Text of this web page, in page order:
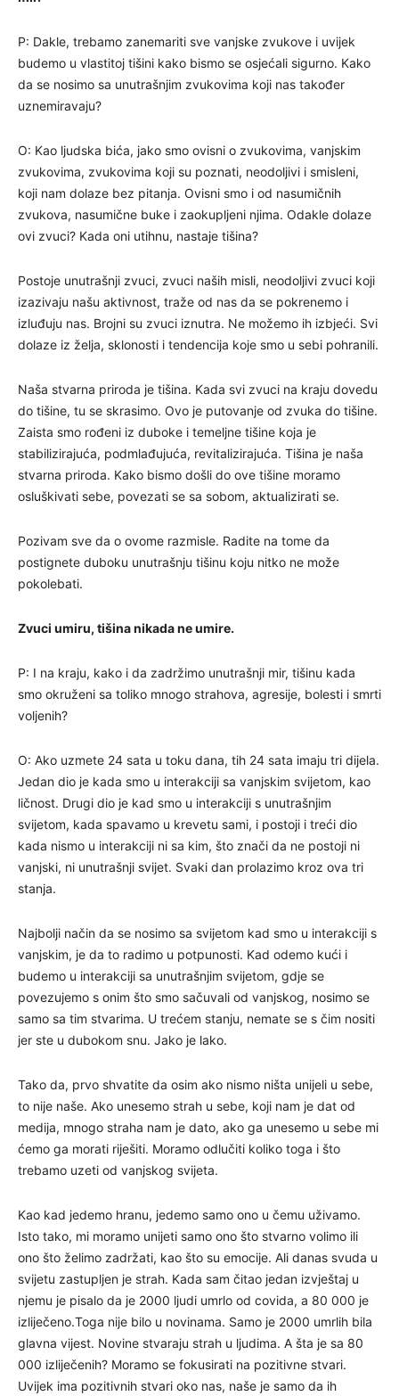
P: Dakle, trebamo zanemariti sve vanjske zvukove i uvijek
budemo u vlastitoj tišini kako bismo se osjećali sigurno. Kako
da se nosimo sa unutrašnjim zvukovima koji nas također
uznemiravaju?
O: Kao ljudska bića, jako smo ovisni o zvukovima, vanjskim
zvukovima, zvukovima koji su poznati, neodoljivi i smisleni,
koji nam dolaze bez pitanja. Ovisni smo i od nasumičnih
zvukova, nasumične buke i zaokupljeni njima. Odakle dolaze
ovi zvuci? Kada oni utihnu, nastaje tišina?
Postoje unutrašnji zvuci, zvuci naših misli, neodoljivi zvuci koji
izazivaju našu aktivnost, traže od nas da se pokrenemo i
izluđuju nas. Brojni su zvuci iznutra. Ne možemo ih izbjeći. Svi
dolaze iz želja, sklonosti i tendencija koje smo u sebi pohranili.
Naša stvarna priroda je tišina. Kada svi zvuci na kraju dovedu
do tišine, tu se skrasimo. Ovo je putovanje od zvuka do tišine.
Zaista smo rođeni iz duboke i temeljne tišine koja je
stabilizirajuća, podmlađujuća, revitalizirajuća. Tišina je naša
stvarna priroda. Kako bismo došli do ove tišine moramo
osluškivati sebe, povezati se sa sobom, aktualizirati se.
Pozivam sve da o ovome razmisle. Radite na tome da
postignete duboku unutrašnju tišinu koju nitko ne može
pokolebati.
Zvuci umiru, tišina nikada ne umire.
P: I na kraju, kako i da zadržimo unutrašnji mir, tišinu kada
smo okruženi sa toliko mnogo strahova, agresije, bolesti i smrti
voljenih?
O: Ako uzmete 24 sata u toku dana, tih 24 sata imaju tri dijela.
Jedan dio je kada smo u interakciji sa vanjskim svijetom, kao
ličnost. Drugi dio je kad smo u interakciji s unutrašnjim
svijetom, kada spavamo u krevetu sami, i postoji i treći dio
kada nismo u interakciji ni sa kim, što znači da ne postoji ni
vanjski, ni unutrašnji svijet. Svaki dan prolazimo kroz ova tri
stanja.
Najbolji način da se nosimo sa svijetom kad smo u interakciji s
vanjskim, je da to radimo u potpunosti. Kad odemo kući i
budemo u interakciji sa unutrašnjim svijetom, gdje se
povezujemo s onim što smo sačuvali od vanjskog, nosimo se
samo sa tim stvarima. U trećem stanju, nemate se s čim nositi
jer ste u dubokom snu. Jako je lako.
Tako da, prvo shvatite da osim ako nismo ništa unijeli u sebe,
to nije naše. Ako unesemo strah u sebe, koji nam je dat od
medija, mnogo straha nam je dato, ako ga unesemo u sebe mi
ćemo ga morati riješiti. Moramo odlučiti koliko toga i što
trebamo uzeti od vanjskog svijeta.
Kao kad jedemo hranu, jedemo samo ono u čemu uživamo.
Isto tako, mi moramo unijeti samo ono što stvarno volimo ili
ono što želimo zadržati, kao što su emocije. Ali danas svuda u
svijetu zastupljen je strah. Kada sam čitao jedan izvještaj u
njemu je pisalo da je 2000 ljudi umrlo od covida, a 80 000 je
izliječeno.Toga nije bilo u novinama. Samo je 2000 umrlih bila
glavna vijest. Novine stvaraju strah u ljudima. A šta je sa 80
000 izliječenih? Moramo se fokusirati na pozitivne stvari.
Uvijek ima pozitivnih stvari oko nas, naše je samo da ih